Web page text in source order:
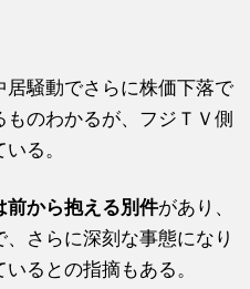
騒動でさらに株価下落で
のわかるが、フジＴＶ側
る。
前から抱える別件があり、
さらに深刻な事態になり
るとの指摘もある。